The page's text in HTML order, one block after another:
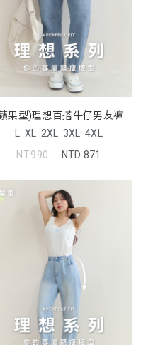
果型)理想百搭牛仔男友褲
L XL 2XL 3XL 4XL
NT.990
NTD.871